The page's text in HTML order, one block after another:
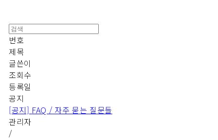
번호
제목
글쓴이
조회수
등록일
공지
[공지] FAQ / 자주 묻는 질문들
관리자
/